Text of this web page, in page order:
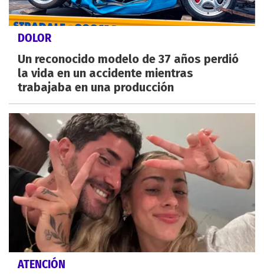
DOLOR
Un reconocido modelo de 37 años perdió
la vida en un accidente mientras
trabajaba en una producción
ATENCIÓN